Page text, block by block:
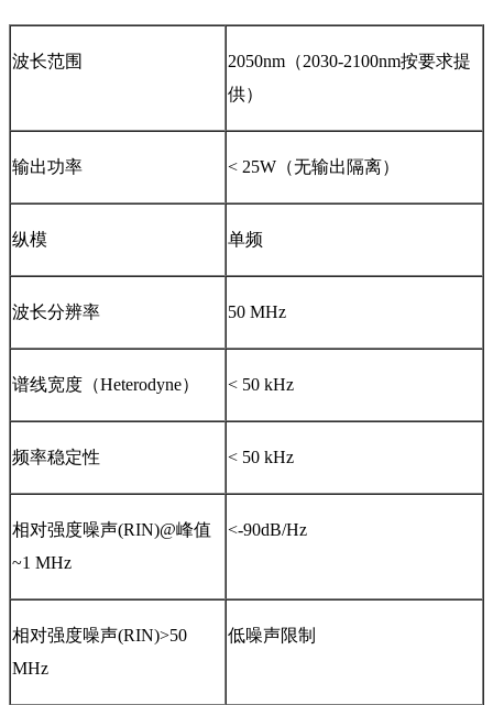
波长范围
2050nm（2030-2100nm按要求提
供）
输出功率 < 25W（无输出隔离）
纵模 单频
波长分辨率 50 MHz
谱线宽度（Heterodyne） < 50 kHz
频率稳定性 < 50 kHz
相对强度噪声(RIN)@峰值
~1 MHz
<-90dB/Hz
相对强度噪声(RIN)>50
MHz
低噪声限制